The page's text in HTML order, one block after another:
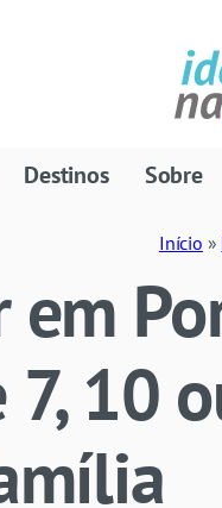
Destinos Sobre
Início »
em
10